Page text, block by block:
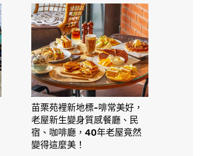
苗栗苑裡新地標-啡常美好，
老屋新生變身質感餐廳、民
宿、咖啡廳，40年老屋竟然
變得這麼美！